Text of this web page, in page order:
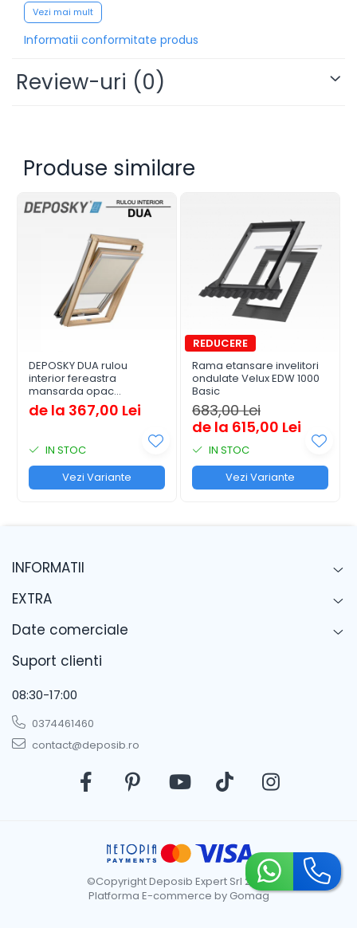
Vezi mai mult
Informatii conformitate produs
Review-uri (0)
Produse similare
DEPOSKY DUA rulou
interior fereastra
mansarda opac
compatibil cu DEPOSKY,
Dakea, Velux
de la 367,00 Lei
IN STOC
Vezi Variante
Rama etansare invelitori
ondulate Velux EDW 1000
Basic
683,00 Lei
de la 615,00 Lei
IN STOC
Vezi Variante
INFORMATII
EXTRA
Date comerciale
Suport clienti
08:30-17:00
0374461460
contact@deposib.ro
©Copyright Deposib Expert Srl 2026
Platforma E-commerce by Gomag